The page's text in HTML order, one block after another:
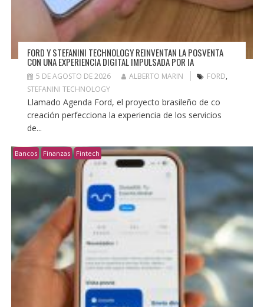
FORD Y STEFANINI TECHNOLOGY REINVENTAN LA POSVENTA
CON UNA EXPERIENCIA DIGITAL IMPULSADA POR IA
5 DE AGOSTO DE 2026 ALBERTO MARIN FORD,
STEFANINI TECHNOLOGY
Llamado Agenda Ford, el proyecto brasileño de co
creación perfecciona la experiencia de los servicios
de...
Bancos Finanzas Fintech